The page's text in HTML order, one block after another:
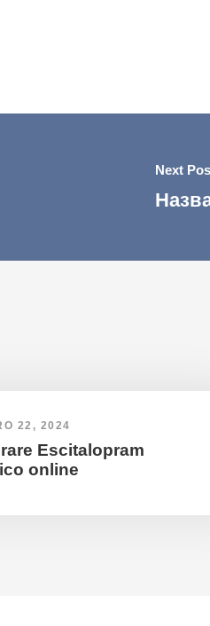
Next
22, 2024
Escitalopram
online